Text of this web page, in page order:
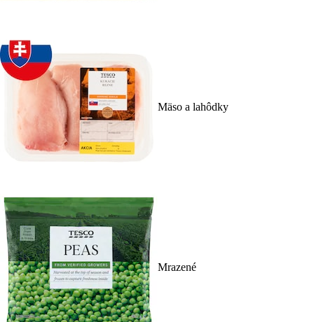
Mäso a lahôdky
Mrazené